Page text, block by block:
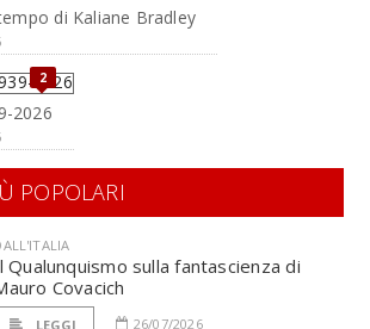
di Kaliane Bradley
2
2026
POPOLARI
Qualunquismo sulla fantascienza di
Covacich
LEGGI 26/07/2026